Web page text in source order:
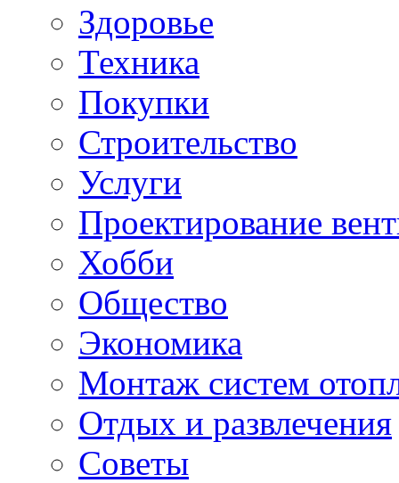
Здоровье
Техника
Покупки
Строительство
Услуги
Проектирование
Хобби
Общество
Экономика
Монтаж систем
Отдых и развлечения
Советы